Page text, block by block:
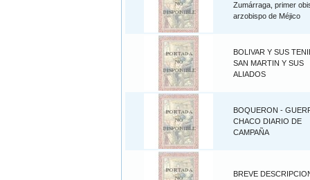
Zumárraga, primer
arzobispo de Méjico
BOLIVAR Y SUS
SAN MARTIN Y SUS
ALIADOS
BOQUERON -
CHACO DIARIO DE
CAMPAÑA
BREVE